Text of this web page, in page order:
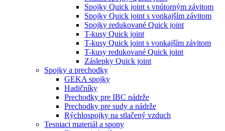
Spojky Quick joint s vnútorným závitom
Spojky Quick joint s vonkajším závitom
Spojky redukované Quick joint
T-kusy Quick joint
T-kusy Quick joint s vonkajším závitom
T-kusy redukované Quick joint
Záslepky Quick joint
Spojky a prechodky
GEKA spojky
Hadičníky
Prechodky pre IBC nádrže
Prechodky pre sudy a nádrže
Rýchlospojky na stlačený vzduch
Tesniaci materiál a spony